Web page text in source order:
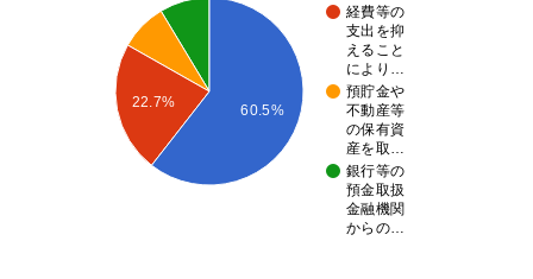
経費等の
支出を抑
えること
により…
預貯金や
不動産等
の保有資
産を取…
銀行等の
預金取扱
金融機関
からの…
22.7% 60.5%